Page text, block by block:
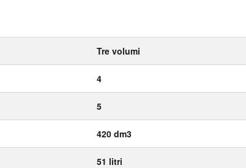
Tre volumi
4
5
420 dm3
51 litri